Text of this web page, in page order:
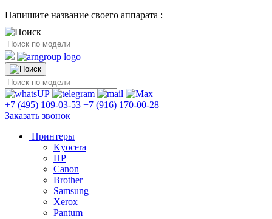
Напишите название своего аппарата :
+7 (495) 109-03-53 +7 (916) 170-00-28
Заказать звонок
Принтеры
Kyocera
HP
Canon
Brother
Samsung
Xerox
Pantum